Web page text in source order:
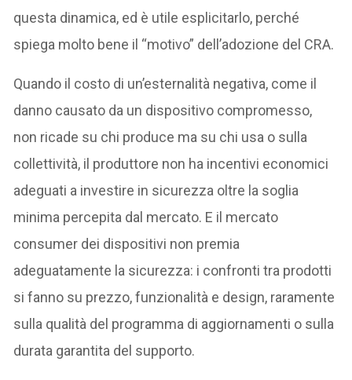
questa dinamica, ed è utile esplicitarlo, perché
spiega molto bene il “motivo” dell’adozione del CRA.
Quando il costo di un’esternalità negativa, come il
danno causato da un dispositivo compromesso,
non ricade su chi produce ma su chi usa o sulla
collettività, il produttore non ha incentivi economici
adeguati a investire in sicurezza oltre la soglia
minima percepita dal mercato. E il mercato
consumer dei dispositivi non premia
adeguatamente la sicurezza: i confronti tra prodotti
si fanno su prezzo, funzionalità e design, raramente
sulla qualità del programma di aggiornamenti o sulla
durata garantita del supporto.